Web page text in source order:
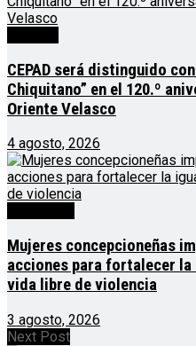
CEPAD será distinguido
Chiquitano” en el 120.º
Oriente Velasco
4 agosto, 2026
Mujeres concepcioneñas
acciones para fortalecer la
vida libre de violencia
3 agosto, 2026
Next Post